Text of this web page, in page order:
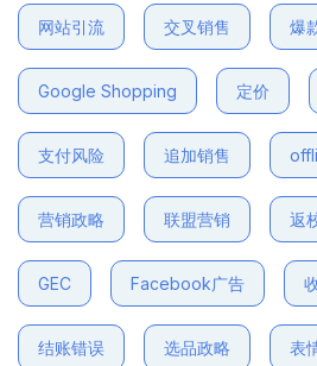
网站引流 交叉销售 爆
Google Shopping 定价
支付风险 追加销售
营销政略 联盟营销 返
GEC Facebook广告
结账错误 选品政略 表